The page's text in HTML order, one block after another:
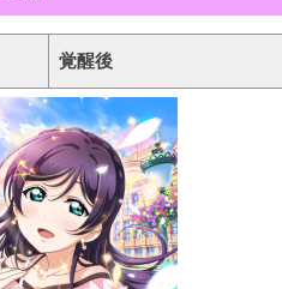
覚醒後